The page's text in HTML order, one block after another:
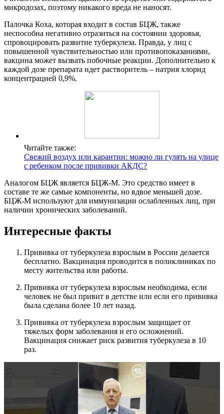
микродозах, поэтому никакого вреда не наносят.
Палочка Коха, которая входит в состав БЦЖ, также
неспособна негативно отразиться на состоянии здоровья,
спровоцировать развитие туберкулеза. Правда, у лиц с
повышенной чувствительностью или противопоказаниями,
вакцина может вызвать побочные реакции. Дополнительно к
каждой дозе препарата идет растворитель – натрия хлорид
концентрацией 0,9%.
Читайте также:
Свежий воздух или карантин: можно ли гулять на улице
с ребенком после прививки АКДС?
Аналогом БЦЖ является БЦЖ-М. Это средство имеет в
составе те же самые компоненты, но вдвое меньшей дозе.
БЦЖ-М используют для иммунизации ослабленных лиц, при
наличии хронических заболеваний.
Интересные факты
Прививка от туберкулеза взрослым в России делается
бесплатно. Вакцинация проводится в поликлиниках по
месту жительства или работы.
Прививка от туберкулеза взрослым необходима, если
человек не был привит в детстве или если его прививка
была сделана более 10 лет назад.
Прививка от туберкулеза взрослым защищает от
тяжелых форм заболевания и его осложнений.
Вакцинация снижает риск развития туберкулеза в 10
раз.